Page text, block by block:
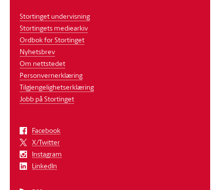
Stortinget undervisning
Stortingets mediearkiv
Ordbok for Stortinget
Nyhetsbrev
Om nettstedet
Personvernerklæring
Tilgjengelighetserklæring
Jobb på Stortinget
Facebook
X/Twitter
Instagram
LinkedIn